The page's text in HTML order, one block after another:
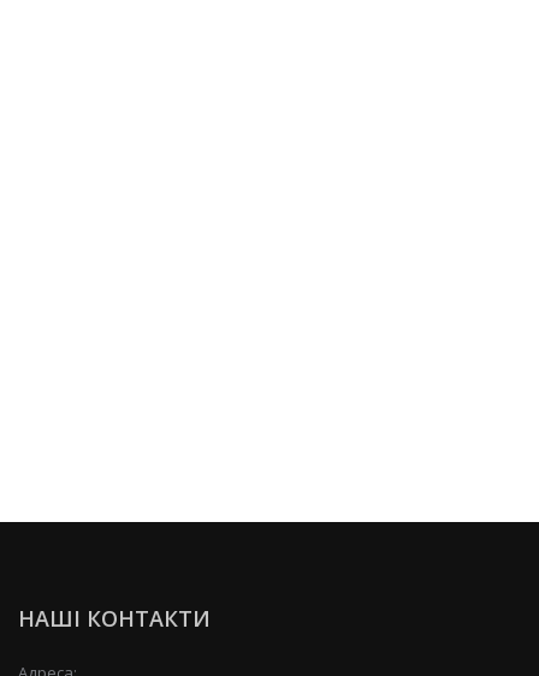
НАШІ КОНТАКТИ